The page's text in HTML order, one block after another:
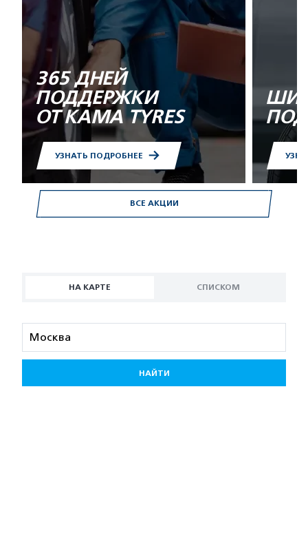
ВСЕ АКЦИИ
365 ДНЕЙ
ПОДДЕРЖКИ
ОТ KAMA TYRES
УЗНАТЬ ПОДРОБНЕЕ
НА КАРТЕ СПИСКОМ
НАЙТИ